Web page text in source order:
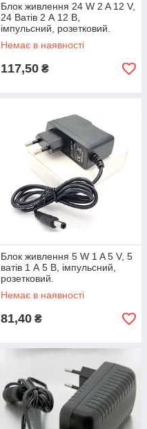
Блок живлення 24 W 2 A 12 V,
24 Ватів 2 А 12 В,
імпульсний, розетковий.
Немає в наявності
117,50 ₴
Блок живлення 5 W 1 A 5 V, 5
ватів 1 А 5 В, імпульсний,
розетковий.
Немає в наявності
81,40 ₴